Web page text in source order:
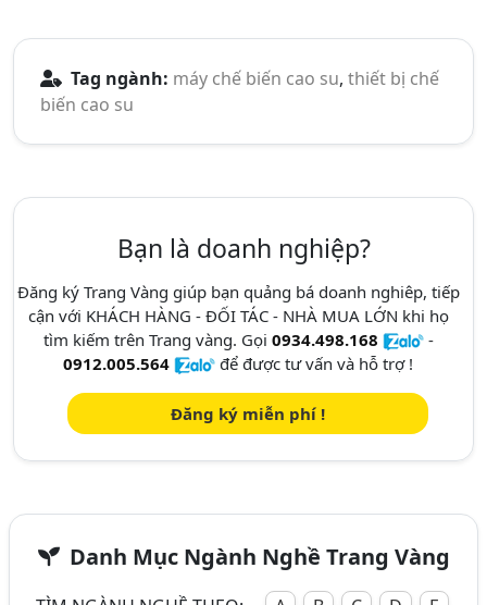
Tag ngành: máy chế biến cao su, thiết bị chế
biến cao su
Bạn là doanh nghiệp?
Đăng ký Trang Vàng giúp bạn quảng bá doanh nghiêp, tiếp
cận với KHÁCH HÀNG - ĐỐI TÁC - NHÀ MUA LỚN khi họ
tìm kiếm trên Trang vàng. Gọi 0934.498.168
-
0912.005.564
để được tư vấn và hỗ trợ !
Đăng ký miễn phí !
Danh Mục Ngành Nghề Trang Vàng